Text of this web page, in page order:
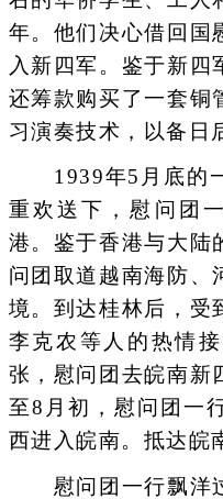
年。他们决心借回国
入新四军。鉴于新四
还筹款购买了一套铜
习演奏技术，以备日
1939年5月底的一
重欢送下，慰问团
港。鉴于香港与大陆
问团取道越南海防、
境。到达桂林后，受
李克农等人的热情
张，慰问团去皖南新
至8月初，慰问团一
西进入皖南。抵达皖
慰问团一行飘洋过